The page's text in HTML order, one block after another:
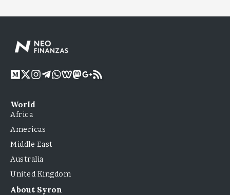
World
Africa
Americas
Middle East
Australia
United Kingdom
About Syron